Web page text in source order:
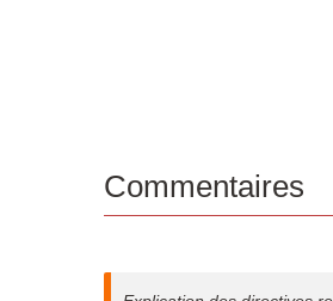
Commentaires